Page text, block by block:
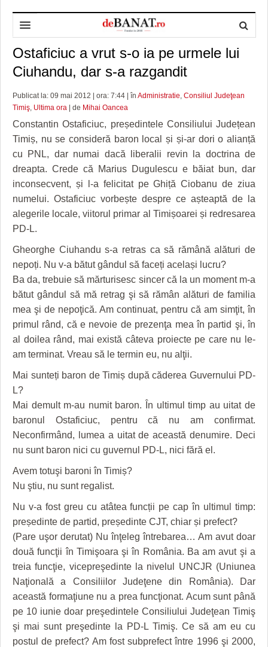
HOME
DESPRE NOI
REDACȚIA DEBANAT
POLITICA DE COOKIES
ADMINISTRAȚIE
PRIMĂRIA TIMIŞOARA
CONSILIUL JUDEŢEAN TIMIŞ
POLITICĂ
POLITICA
SPORT
FOTBAL JUDETEAN
ALTE SPORTURI
DOSARELE DEBANAT
ETICA LUCIDITĂȚII ASISTATE
JURNAL DE CAMPANIE
ZÂMBETE AMARE
GRĂDINA TAICII DOMNULUI
ZIARISTU’ DE TERASĂ
CU OIŞTEA-N KIERKEGAARD
FINANŢĂRI DE LA A LA Z
TIMP LIBER ȘI CULTURĂ
TIMP LIBER
ULTRAMARIN VA RECOMANDA
CULTURA
CRONICĂ DE FILM
UNDE MERGEM
FILME DOCUMENTARE
CLIPURI VIDEO
ECONOMIC
MAI MULTE
ACCIDENTE
ANUNŢURI
INFO SI UTILE
CULTURA
FILME DOCUMENTARE
CLIPURI VIDEO
JOCURI ONLINE
DIVERSE
HARTA TIMIŞOAREI
LICEE, ŞCOLI ŞI GRĂDINIŢE DIN TIMIŞ
SFATUL MEDICULUI
SFATURI JURIDICE
Ostaficiuc a vrut s-o ia pe urmele lui
Ciuhandu, dar s-a razgandit
Publicat la: 09 mai 2012 | ora: 7:44 | în Administratie, Consiliul Judeţean
Timiş, Ultima ora | de Mihai Oancea
Constantin Ostaficiuc, președintele Consiliului Județean
Timiș, nu se consideră baron local și și-ar dori o alianță
cu PNL, dar numai dacă liberalii revin la doctrina de
dreapta. Crede că Marius Dugulescu e băiat bun, dar
inconsecvent, și l-a felicitat pe Ghiță Ciobanu de ziua
numelui. Ostaficiuc vorbește despre ce așteaptă de la
alegerile locale, viitorul primar al Timișoarei și redresarea
PD-L.
Gheorghe Ciuhandu s-a retras ca să rămână alături de
nepoți. Nu v-a bătut gândul să faceți același lucru?
Ba da, trebuie să mărturisesc sincer că la un moment m-a
bătut gândul să mă retrag şi să rămân alături de familia
mea şi de nepoţică. Am continuat, pentru că am simţit, în
primul rând, că e nevoie de prezenţa mea în partid şi, în
al doilea rând, mai există câteva proiecte pe care nu le-
am terminat. Vreau să le termin eu, nu alţii.
Mai sunteți baron de Timiș după căderea Guvernului PD-
L?
Mai demult m-au numit baron. În ultimul timp au uitat de
baronul Ostaficiuc, pentru că nu am confirmat.
Neconfirmând, lumea a uitat de această denumire. Deci
nu sunt baron nici cu guvernul PD-L, nici fără el.
Avem totuşi baroni în Timiș?
Nu ştiu, nu sunt regalist.
Nu v-a fost greu cu atâtea funcții pe cap în ultimul timp:
președinte de partid, președinte CJT, chiar și prefect?
(Pare uşor derutat) Nu înţeleg întrebarea… Am avut doar
două funcţii în Timişoara şi în România. Ba am avut şi a
treia funcţie, vicepreşedinte la nivelul UNCJR (Uniunea
Naţională a Consiliilor Judeţene din România). Dar
această formaţiune nu a prea funcţionat. Acum sunt până
pe 10 iunie doar preşedintele Consiliului Judeţean Timiş
şi mai sunt preşedinte la PD-L Timiş. Ce să am eu cu
postul de prefect? Am fost subprefect între 1996 şi 2000,